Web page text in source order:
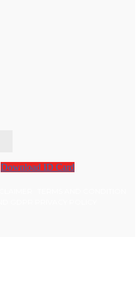
Download ID Card